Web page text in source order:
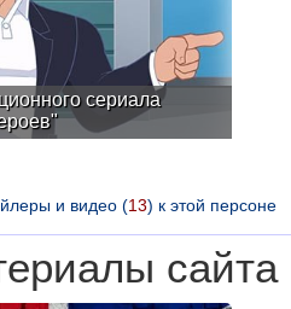
сериала
и видео (13) к этой персоне
сайта